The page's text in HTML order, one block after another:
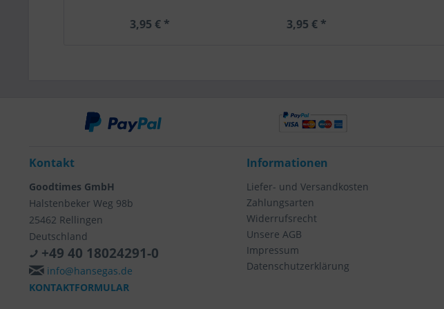
3,95 € * 3,95 € *
Kontakt
Goodtimes GmbH
Halstenbeker Weg 98b
25462 Rellingen
Deutschland
+49 40 18024291-0
info@hansegas.de
KONTAKTFORMULAR
Informationen
Liefer- und Versandkosten
Zahlungsarten
Widerrufsrecht
Unsere AGB
Impressum
Datenschutzerklärung